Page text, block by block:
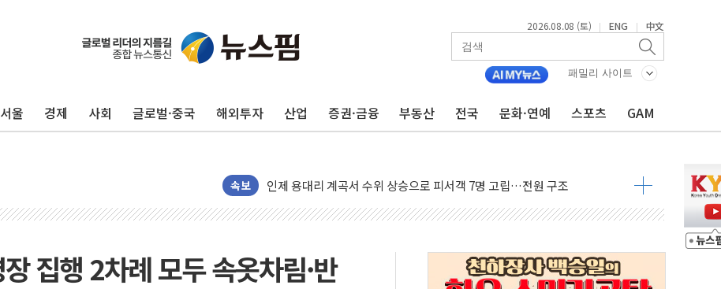
2026.08.08 (토) | ENG | 中文
패밀리 사이트
울 경제 사회 글로벌·중국 해외투자 산업 증권·금융 부동산 전국 문화·연예 스포츠 GAM
속보
'화합' 꺼낸 김민석에 '뻔뻔' 받아친 정청래…제주 연설서 신경전 고조
李대통령, ISA 개편 재검토 지시…與 "적극 환영"·野 "졸속 국정"
연일 폭염에 온열질환 사망 23명…정부, 비상대응기구 가동
中 전방위 아파트 부양, 수도 베이징도 부동산 규제 철폐
동해시, 11~14일 '별똥별 멍' 운영…페르세우스 유성우 관측
강원 중·남부 동해안 시간당 50mm 이상 폭우…호우경보 발효
폭염에 車 운전면허 기능시험 오전 집중 편성…체감온도 38도 넘으면 중단
李대통령, 'ISA·주가누르기 방지법' 전면 재검토 지시
집행 2차례 모두 속옷차림·반